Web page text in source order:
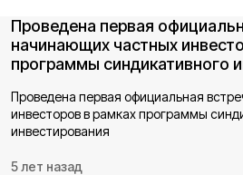
Проведена первая
начинающих частных
программы синдикативного
Проведена первая официальная
инвесторов в рамках программы
инвестирования
5 лет назад